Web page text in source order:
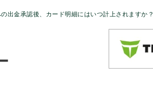
出金承認後、カード明細にはいつ計上されますか？